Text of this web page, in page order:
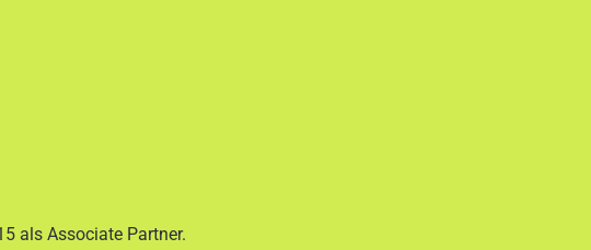
als Associate Partner.